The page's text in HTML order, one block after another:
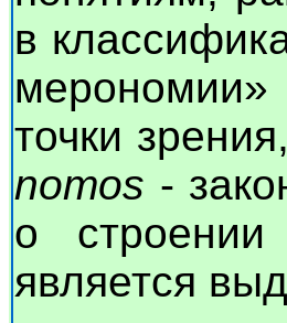
в
точки
nomos -
о строении
является